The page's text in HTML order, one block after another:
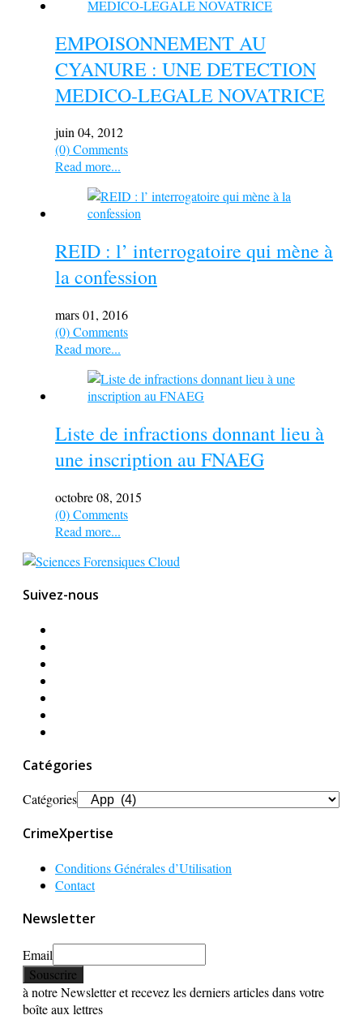
EMPOISONNEMENT AU
CYANURE : UNE DETECTION
MEDICO-LEGALE NOVATRICE
juin 04, 2012
(0) Comments
Read more...
REID : l’ interrogatoire qui mène à
la confession
mars 01, 2016
(0) Comments
Read more...
Liste de infractions donnant lieu à
une inscription au FNAEG
octobre 08, 2015
(0) Comments
Read more...
Suivez-nous
Catégories
Catégories
CrimeXpertise
Conditions Générales d’Utilisation
Contact
Newsletter
Email
à notre Newsletter et recevez les derniers articles dans votre
boîte aux lettres